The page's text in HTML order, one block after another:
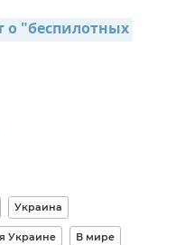
о "беспилотных
Украина
Украине В мире